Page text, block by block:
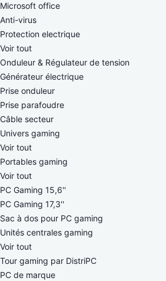
Microsoft office
Anti-virus
Protection electrique
Voir tout
Onduleur & Régulateur de tension
Générateur électrique
Prise onduleur
Prise parafoudre
Câble secteur
Univers gaming
Voir tout
Portables gaming
Voir tout
PC Gaming 15,6''
PC Gaming 17,3''
Sac à dos pour PC gaming
Unités centrales gaming
Voir tout
Tour gaming par DistriPC
PC de marque